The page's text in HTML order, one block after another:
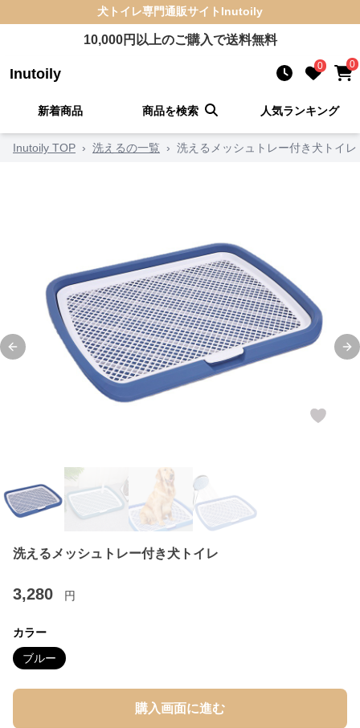
犬トイレ専門通販サイト Inutoily
10,000円以上のご購入で送料無料
Inutoily 0 0
新着商品 商品を検索 人気ランキング
Inutoily TOP › 洗えるの一覧 › 洗えるメッシュトレー付き犬トイレ
Previous slide
洗えるメッシュトレー付き犬トイレ
3,280 円
カラー
ブルー
購入画面に進む